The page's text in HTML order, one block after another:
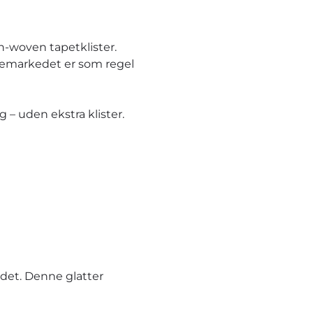
woven tapetklister.
er som regel
– uden ekstra klister.
Denne glatter